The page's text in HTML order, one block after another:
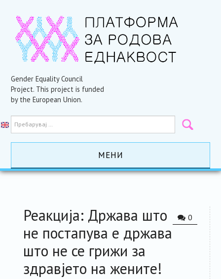
Gender Equality Council
Project. This project is funded
by the European Union.
МЕНИ
АКТИВНОСТИ
РЕСУРСИ
ЗА ЧЛЕНКИТЕ
0
Реакција: Држава што
не постапува е држава
што не се грижи за
здравјето на жените!